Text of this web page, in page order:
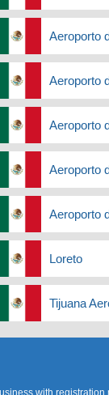
Aeroporto
Aeroporto
Aeroporto
Aeroporto
Aeroporto
Loreto
Tijuana
with registration